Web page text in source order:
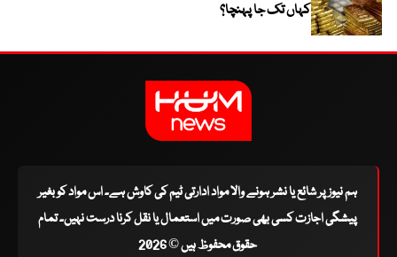
کہاں تک جا پہنچا؟
ہم نیوز پر شائع یا نشر ہونے والا مواد ادارتی ٹیم کی کاوش ہے۔ اس مواد کو بغیر
پیشگی اجازت کسی بھی صورت میں استعمال یا نقل کرنا درست نہیں۔ تمام
حقوق محفوظ ہیں © 2026